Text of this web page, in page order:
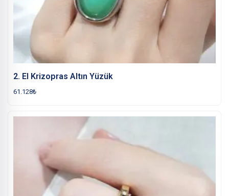
2. El Krizopras Altın Yüzük
61.128₺